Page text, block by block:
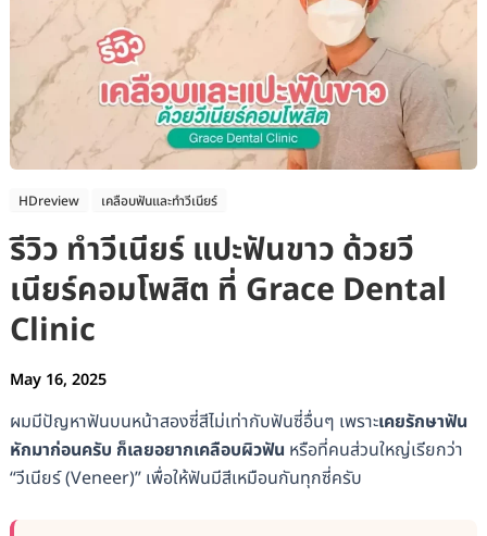
HDreview เคลือบฟันและทำวีเนียร์
รีวิว ทำวีเนียร์ แปะฟันขาว ด้วยวี
เนียร์คอมโพสิต ที่ Grace Dental
Clinic
May 16, 2025
ผมมีปัญหาฟันบนหน้าสองซี่สีไม่เท่ากับฟันซี่อื่นๆ เพราะเคยรักษาฟัน
หักมาก่อนครับ ก็เลยอยากเคลือบผิวฟัน หรือที่คนส่วนใหญ่เรียกว่า
“วีเนียร์ (Veneer)” เพื่อให้ฟันมีสีเหมือนกันทุกซี่ครับ